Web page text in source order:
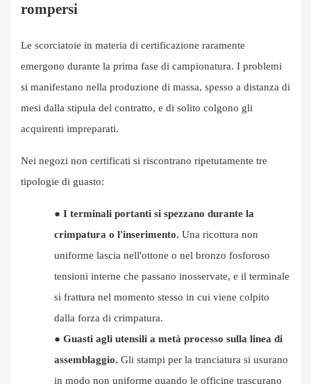
rompersi
Le scorciatoie in materia di certificazione raramente
emergono durante la prima fase di campionatura. I problemi
si manifestano nella produzione di massa, spesso a distanza di
mesi dalla stipula del contratto, e di solito colgono gli
acquirenti impreparati.
Nei negozi non certificati si riscontrano ripetutamente tre
tipologie di guasto:
● I terminali portanti si spezzano durante la
crimpatura o l'inserimento. Una ricottura non
uniforme lascia nell'ottone o nel bronzo fosforoso
tensioni interne che passano inosservate, e il terminale
si frattura nel momento stesso in cui viene colpito
dalla forza di crimpatura.
● Guasti agli utensili a metà processo sulla linea di
assemblaggio. Gli stampi per la tranciatura si usurano
in modo non uniforme quando le officine trascurano